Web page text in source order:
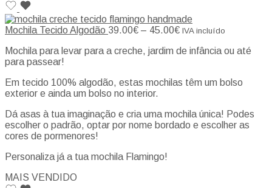
Mochila Tecido Algodão 39.00€ – 45.00€ IVA incluído
Mochila para levar para a creche, jardim de infância ou até
para passear!
Em tecido 100% algodão, estas mochilas têm um bolso
exterior e ainda um bolso no interior.
Dá asas à tua imaginação e cria uma mochila única! Podes
escolher o padrão, optar por nome bordado e escolher as
cores de pormenores!
Personaliza já a tua mochila Flamingo!
MAIS VENDIDO